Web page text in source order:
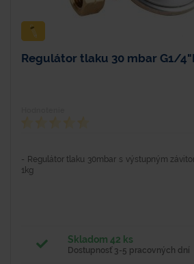
Regulátor tlaku 30 mbar G1/
- Regulátor tlaku 30mbar s výstupným
1kg
Skladom 42 ks
Dostupnosť 3-5 pracovných dní